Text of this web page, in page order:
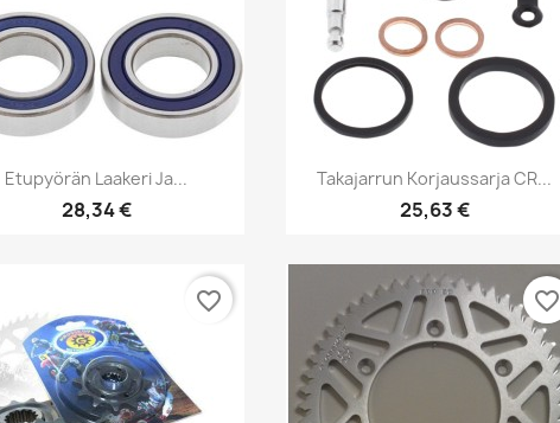
Pikakatselu
Etupyörän Laakeri Ja...
28,34 €
Pikakatselu
Takajarrun Korjaussarja CR...
25,63 €
favorite_border favorite_border